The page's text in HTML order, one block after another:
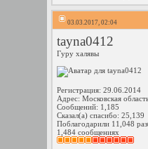
03.03.2017, 02:04
tayna0412
Гуру халявы
Регистрация: 29.06.2014
Адрес: Московская
Сообщений: 1,185
Сказал(а) спасибо: 25,139
Поблагодарили 11,048
1,484 сообщениях